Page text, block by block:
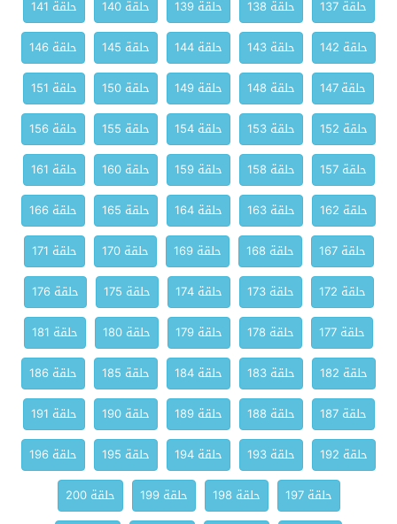
حلقة 137 حلقة 138 حلقة 139 حلقة 140
حلقة 141
حلقة 142
حلقة 143 حلقة 144 حلقة 145
حلقة 146
حلقة 147
حلقة 148 حلقة 149 حلقة 150
حلقة 151
حلقة 152
حلقة 153 حلقة 154 حلقة 155
حلقة 156
حلقة 157
حلقة 158 حلقة 159 حلقة 160
حلقة 161
حلقة 162
حلقة 163 حلقة 164 حلقة 165
حلقة 166
حلقة 167
حلقة 168 حلقة 169 حلقة 170
حلقة 171
حلقة 172
حلقة 173 حلقة 174 حلقة 175
حلقة 176
حلقة 177
حلقة 178 حلقة 179 حلقة 180
حلقة 181
حلقة 182
حلقة 183 حلقة 184 حلقة 185
حلقة 186
حلقة 187
حلقة 188 حلقة 189 حلقة 190
حلقة 191
حلقة 192
حلقة 193 حلقة 194 حلقة 195
حلقة 196
حلقة 197
حلقة 198 حلقة 199
حلقة 200